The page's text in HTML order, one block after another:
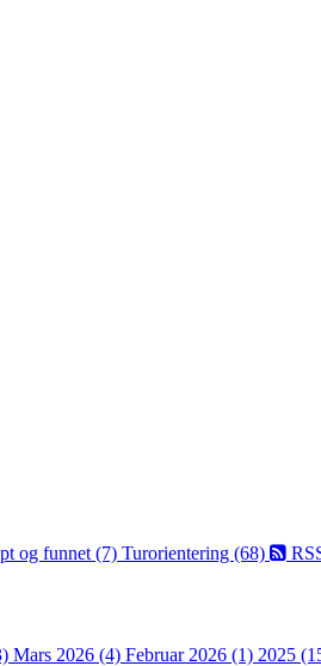
og funnet (7) Turorientering (68)
Mars 2026 (4) Februar 2026 (1) 2025